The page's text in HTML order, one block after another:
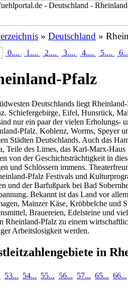
» Deutschland »
0.... 1.... 2.... 3.... 4.... 5....
Pfalz
Deutschlands liegt
Schiefergebirge, Eifel, Hunsrück,
nur ein paar der vielen Erholungs-
Pfalz. Koblenz, Worms, Speyer
Städten Deutschlands. Auch das
Teile des Limes, das Karl-Marx-Haus
von der Geschichtsträchtigkeit in
und Schlössern immens.
Pfalz Festivals und
und der Barfußpark bei Bad
Bekannt ist das Land vor
Mainzer Käse, Kröbbelche und
Brauereien, Edelsteine und
Rheinland-Pfalz zu einem
Arbeitslosigkeit werden.
in
53... 54... 55... 56... 57... 65... 66...